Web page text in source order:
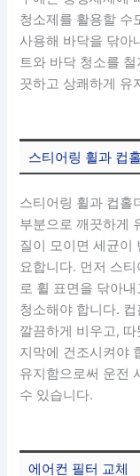
청소제를 활용할 수
사용해 바닥을 닦아
트와 바닥 청소를
끗하고 상쾌하게 유
스티어링 휠과 컵
스티어링 휠과 컵홀
부분으로 깨끗하게
질이 모이면 세균이
요합니다. 먼저 스
로 휠 표면을 닦아
청소해야 합니다.
깔끔하게 비우고,
지막에 건조시켜야
유지함으로써 운전
수 있습니다.
에어컨 필터 교체